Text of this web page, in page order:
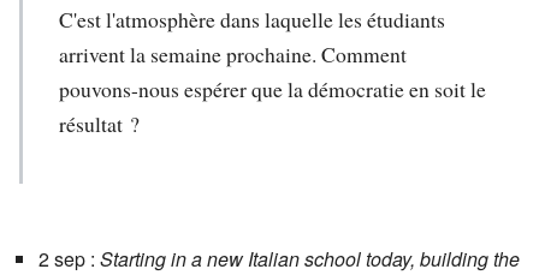
C'est l'atmosphère dans laquelle les étudiants
arrivent la semaine prochaine. Comment
pouvons-nous espérer que la démocratie en soit le
résultat ?
2 sep : Starting in a new Italian school today, building the